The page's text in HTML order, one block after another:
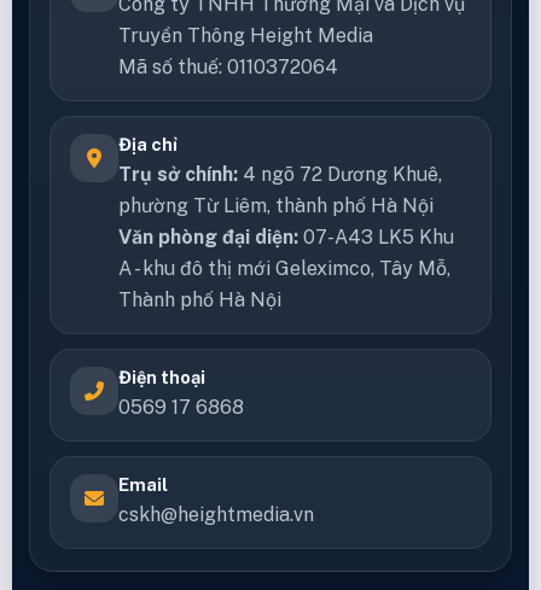
Truyền Thông Height Media
Mã số thuế: 0110372064
Địa chỉ
Trụ sở chính: 4 ngõ 72 Dương Khuê,
phường Từ Liêm, thành phố Hà Nội
Văn phòng đại diện: 07-A43 LK5 Khu
A - khu đô thị mới Geleximco, Tây Mỗ,
Thành phố Hà Nội
Điện thoại
0569 17 6868
Email
cskh@heightmedia.vn